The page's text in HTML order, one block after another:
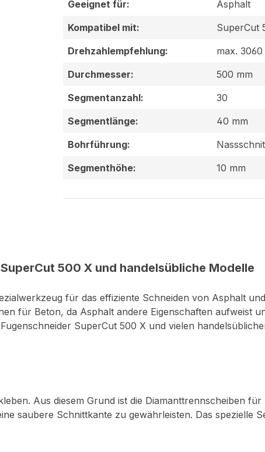
Geeignet für:
Asphalt
Kompatibel mit:
SuperCut
Drehzahlempfehlung:
max. 3060
Durchmesser:
500 mm
Segmentanzahl:
30
Segmentlänge:
40 mm
Bohrführung:
Segmenthöhe:
10 mm
500 X und handelsübliche Modelle
für das effiziente Schneiden von Asphalt
für Beton, da Asphalt andere Eigenschaften aufweist
SuperCut 500 X und vielen
Aus diesem Grund ist die Diamanttrennscheiben für
saubere Schnittkante zu gewährleisten. Das spezielle